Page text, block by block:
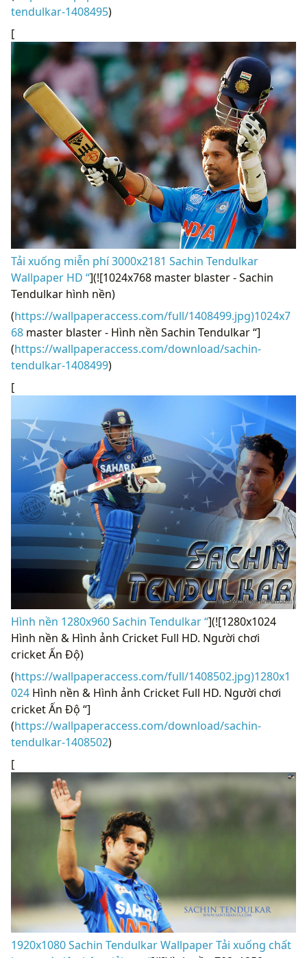
tendulkar-1408495)
[
Tải xuống miễn phí 3000x2181 Sachin Tendulkar
Wallpaper HD “](![1024x768 master blaster - Sachin
Tendulkar hình nền)
(https://wallpaperaccess.com/full/1408499.jpg)1024x7
68 master blaster - Hình nền Sachin Tendulkar “]
(https://wallpaperaccess.com/download/sachin-
tendulkar-1408499)
[
Hình nền 1280x960 Sachin Tendulkar “](![1280x1024
Hình nền & Hình ảnh Cricket Full HD. Người chơi
cricket Ấn Độ)
(https://wallpaperaccess.com/full/1408502.jpg)1280x1
024 Hình nền & Hình ảnh Cricket Full HD. Người chơi
cricket Ấn Độ “]
(https://wallpaperaccess.com/download/sachin-
tendulkar-1408502)
[
1920x1080 Sachin Tendulkar Wallpaper Tải xuống chất